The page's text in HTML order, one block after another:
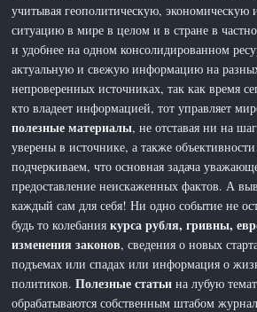
учитывая геополитическую, экономическую
ситуацию в мире в целом и в стране в
и удобнее на одном консолидированном
актуальную и свежую информацию на
непроверенных источниках, так как время
кто владеет информацией, тот управляет
полезные материалы, не отставая ни на
уверены в источнике, а также
подчеркиваем, что основная задача
предоставление неискаженных фактов. А
каждый сам для себя! Ни одно событие не
будь то колебаниякурса рубля, гривны,
изменения законов, сведения о новых
подъемах или спадах или информация о
политиков.Полезные статьи на лубую
обрабатываются собственным штабом